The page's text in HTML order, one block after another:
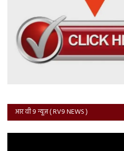
आर वी 9 न्यूज़ ( RV9 NEWS )